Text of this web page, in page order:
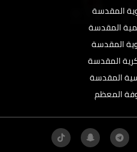
المقدسة
المقدسة
المقدسة
المقدسة
المقدسة
المعظم